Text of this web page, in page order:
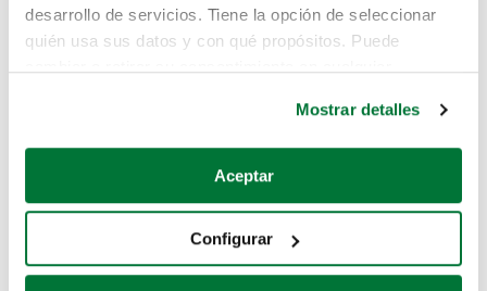
desarrollo de servicios. Tiene la opción de seleccionar
quién usa sus datos y con qué propósitos. Puede
Si lo permite, también quisiéramos:
Recopilar información sobre su ubicación geográfica
Identificar su dispositivo analizándolo activamente
para buscar características específicas (huellas
Mostrar detalles
Aceptar
Configurar
Pero puedes encontrar el coche que estás
buscando en alguno de estos enlaces:
Coches de segunda mano
Coches de km0